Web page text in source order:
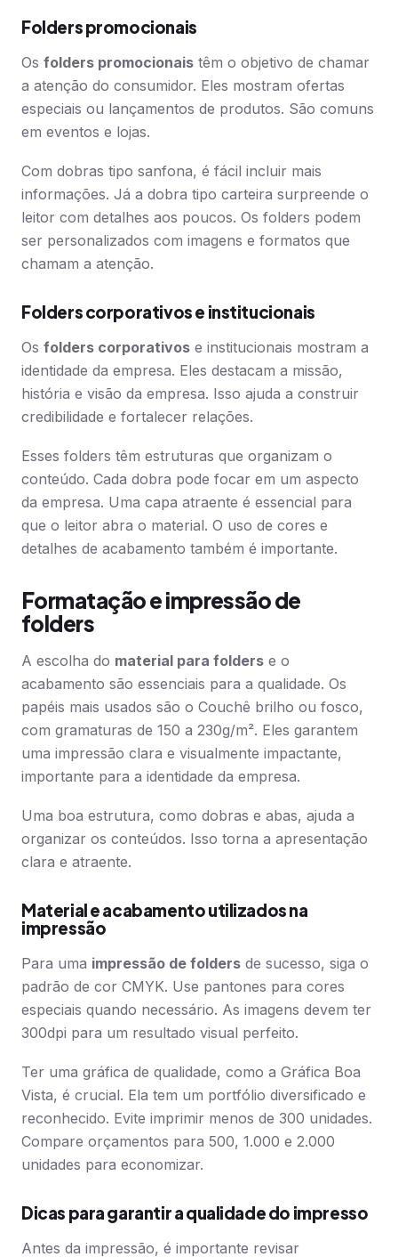
Folders promocionais
Os folders promocionais têm o objetivo de chamar
a atenção do consumidor. Eles mostram ofertas
especiais ou lançamentos de produtos. São comuns
em eventos e lojas.
Com dobras tipo sanfona, é fácil incluir mais
informações. Já a dobra tipo carteira surpreende o
leitor com detalhes aos poucos. Os folders podem
ser personalizados com imagens e formatos que
chamam a atenção.
Folders corporativos e institucionais
Os folders corporativos e institucionais mostram a
identidade da empresa. Eles destacam a missão,
história e visão da empresa. Isso ajuda a construir
credibilidade e fortalecer relações.
Esses folders têm estruturas que organizam o
conteúdo. Cada dobra pode focar em um aspecto
da empresa. Uma capa atraente é essencial para
que o leitor abra o material. O uso de cores e
detalhes de acabamento também é importante.
Formatação e impressão de
folders
A escolha do material para folders e o
acabamento são essenciais para a qualidade. Os
papéis mais usados são o Couchê brilho ou fosco,
com gramaturas de 150 a 230g/m². Eles garantem
uma impressão clara e visualmente impactante,
importante para a identidade da empresa.
Uma boa estrutura, como dobras e abas, ajuda a
organizar os conteúdos. Isso torna a apresentação
clara e atraente.
Material e acabamento utilizados na
impressão
Para uma impressão de folders de sucesso, siga o
padrão de cor CMYK. Use pantones para cores
especiais quando necessário. As imagens devem ter
300dpi para um resultado visual perfeito.
Ter uma gráfica de qualidade, como a Gráfica Boa
Vista, é crucial. Ela tem um portfólio diversificado e
reconhecido. Evite imprimir menos de 300 unidades.
Compare orçamentos para 500, 1.000 e 2.000
unidades para economizar.
Dicas para garantir a qualidade do impresso
Antes da impressão, é importante revisar